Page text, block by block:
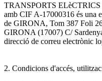
TRANSPORTS
amb CIF A-17000316 és una
de GIRONA, Tom 387 Foli
GIRONA (17007) C/
direcció de correu electrònic
2. Condicions d'accés,